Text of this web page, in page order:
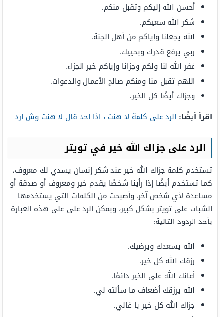
أحسن الله إليكم وتقبل منكم.
شكر الله سعيكم.
الله يجعلنا وإياكم من أهل الجنة.
ربي يرفع قدرك ويحييك.
غفر الله لنا ولكم وجزانا وإياكم خير الجزاء.
اللهم تقبل منا ومنكم صالح الأعمال والدعوات.
وجزاك أيضًا كل الخير.
اقرأ أيضًا: الرد على كلمة لا هنت ، اذا احد قال لا هنت وش ارد
الرد على جزاك الله خير في تويتر
تستخدم كلمة جزاك الله خير عند شكر إنسان يسدي لك معروف،
كما تستخدم أيضًا إذا رأينا شخصًا يقدم خير ومعروف أو صدقة أو
مساعدة لأي شخص آخر، وأصبحت من الكلمات التي يستخدمها
الشباب على تويتر بشكل كبير، ويمكن الرد على على هذه العبارة
بأحد الردود التالية:
الله يسعدك ويرضيك.
رزقك الله كل خير.
أعانك الله على الخير دائمًا.
الله يرزقك أضعاف ما سألته لي.
جزاك الله كل خير يا غالي.